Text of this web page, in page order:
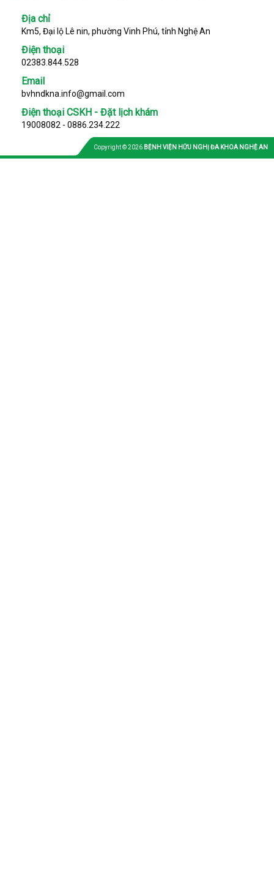
Địa chỉ
Km5, Đại lộ Lê nin, phường Vinh Phú, tỉnh Nghệ An
Điện thoại
02383.844.528
Email
bvhndkna.info@gmail.com
Điện thoại CSKH - Đặt lịch khám
19008082 - 0886.234.222
Copyright © 2026 BỆNH VIỆN HỮU NGHỊ ĐA KHOA NGHỆ AN